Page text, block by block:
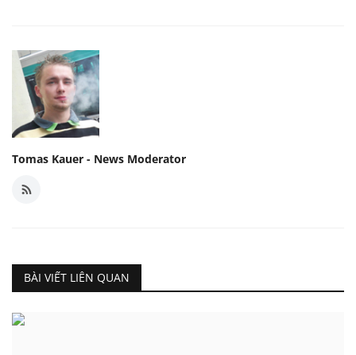
Tomas Kauer - News Moderator
BÀI VIẾT LIÊN QUAN